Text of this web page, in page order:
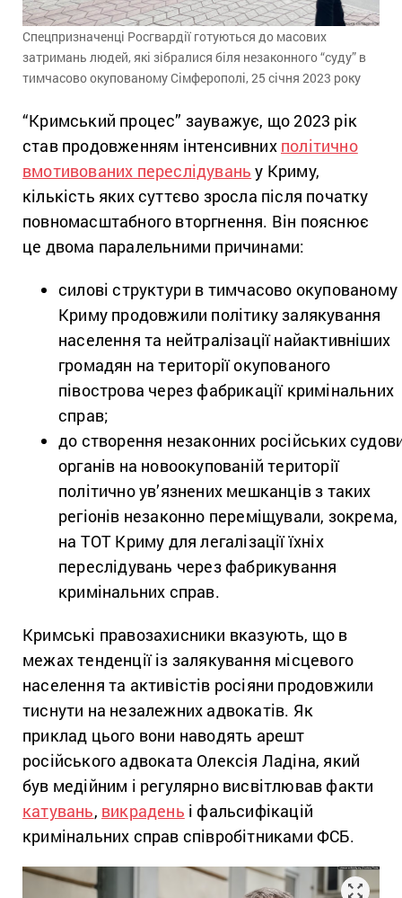
Спецпризначенці Росгвардії готуються до масових
затримань людей, які зібралися біля незаконного “суду” в
тимчасово окупованому Сімферополі, 25 січня 2023 року
“Кримський процес” зауважує, що 2023 рік
став продовженням інтенсивних політично
вмотивованих переслідувань у Криму,
кількість яких суттєво зросла після початку
повномасштабного вторгнення. Він пояснює
це двома паралельними причинами:
силові структури в тимчасово окупованому
Криму продовжили політику залякування
населення та нейтралізації найактивніших
громадян на території окупованого
півострова через фабрикації кримінальних
справ;
до створення незаконних російських
органів на новоокупованій території
політично ув’язнених мешканців з таких
регіонів незаконно переміщували, зокрема,
на ТОТ Криму для легалізації їхніх
переслідувань через фабрикування
кримінальних справ.
Кримські правозахисники вказують, що в
межах тенденції із залякування місцевого
населення та активістів росіяни продовжили
тиснути на незалежних адвокатів. Як
приклад цього вони наводять арешт
російського адвоката Олексія Ладіна, який
був медійним і регулярно висвітлював факти
катувань, викрадень і фальсифікацій
кримінальних справ співробітниками ФСБ.